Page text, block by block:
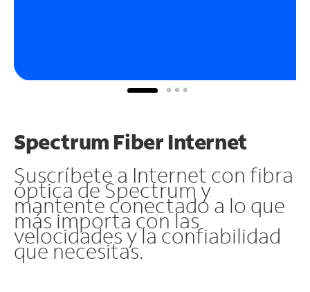
Spectrum Fiber Internet
Suscríbete a Internet con fibra
óptica de Spectrum y
mantente conectado a lo que
más importa con las
velocidades y la confiabilidad
que necesitas.